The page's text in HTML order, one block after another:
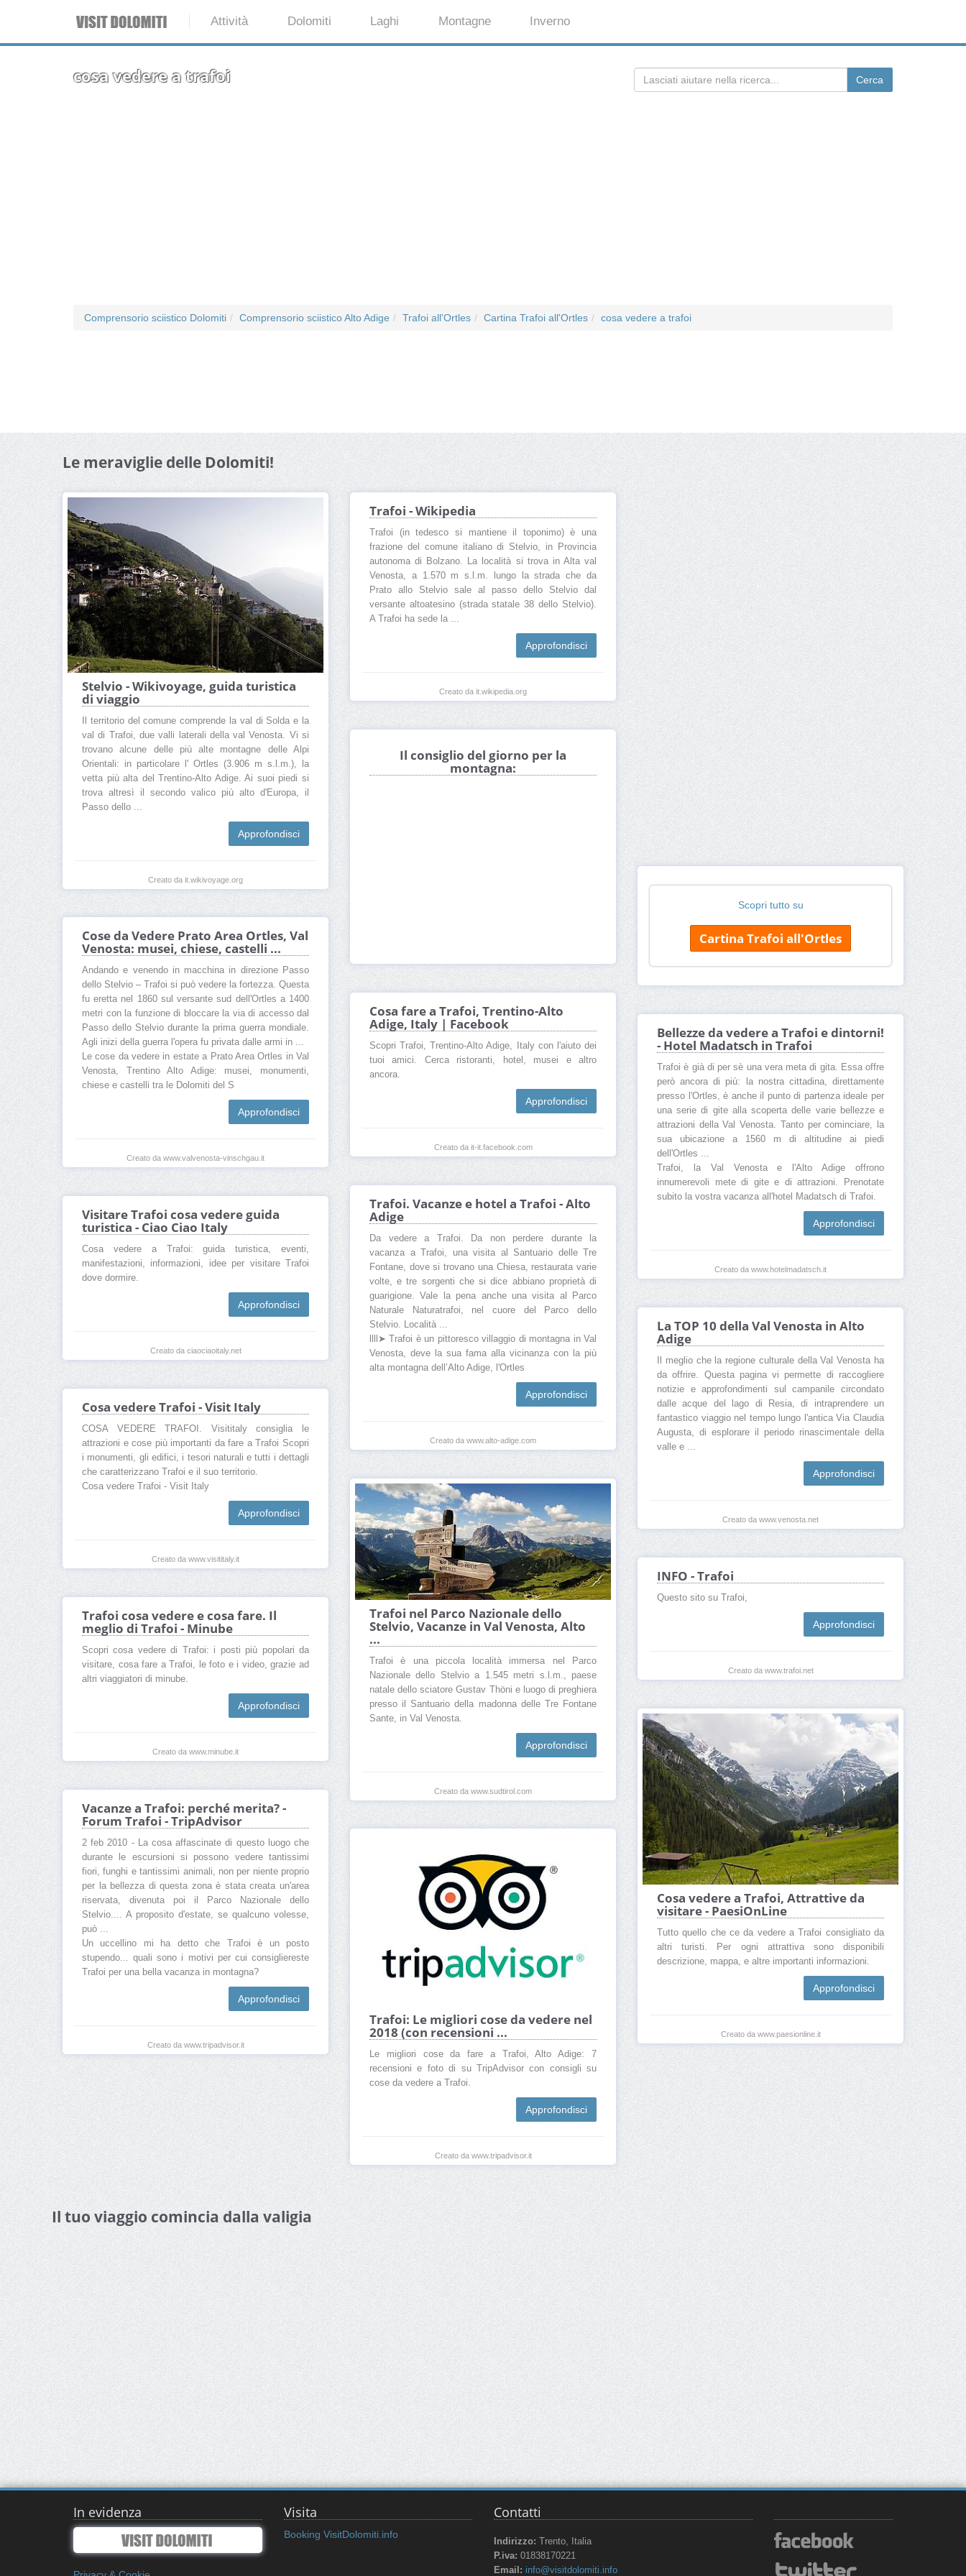
Attività Dolomiti Laghi Montagne Inverno
cosa vedere a trafoi
Comprensorio sciistico Dolomiti Comprensorio sciistico Alto Adige Trafoi all'Ortles Cartina Trafoi all'Ortles cosa vedere a trafoi
Le meraviglie delle Dolomiti!
Stelvio - Wikivoyage, guida turistica
di viaggio
Il territorio del comune comprende la val di Solda e la
val di Trafoi, due valli laterali della val Venosta. Vi si
trovano alcune delle più alte montagne delle Alpi
Orientali: in particolare l' Ortles (3.906 m s.l.m.), la
vetta più alta del Trentino-Alto Adige. Ai suoi piedi si
trova altresì il secondo valico più alto d'Europa, il
Passo dello ...
Approfondisci
Creato da it.wikivoyage.org
Trafoi - Wikipedia
Trafoi (in tedesco si mantiene il toponimo) è una
frazione del comune italiano di Stelvio, in Provincia
autonoma di Bolzano. La località si trova in Alta val
Venosta, a 1.570 m s.l.m. lungo la strada che da
Prato allo Stelvio sale al passo dello Stelvio dal
versante altoatesino (strada statale 38 dello Stelvio).
A Trafoi ha sede la ...
Approfondisci
Creato da it.wikipedia.org
Scopri tutto su
Cartina Trafoi all'Ortles
Il consiglio del giorno per la
montagna:
Cose da Vedere Prato Area Ortles, Val
Venosta: musei, chiese, castelli ...
Andando e venendo in macchina in direzione Passo
dello Stelvio – Trafoi si può vedere la fortezza. Questa
fu eretta nel 1860 sul versante sud dell'Ortles a 1400
metri con la funzione di bloccare la via di accesso dal
Passo dello Stelvio durante la prima guerra mondiale.
Agli inizi della guerra l'opera fu privata dalle armi in ...
Le cose da vedere in estate a Prato Area Ortles in Val
Venosta, Trentino Alto Adige: musei, monumenti,
chiese e castelli tra le Dolomiti del S
Approfondisci
Creato da www.valvenosta-vinschgau.it
Cosa fare a Trafoi, Trentino-Alto
Adige, Italy | Facebook
Scopri Trafoi, Trentino-Alto Adige, Italy con l'aiuto dei
tuoi amici. Cerca ristoranti, hotel, musei e altro
ancora.
Approfondisci
Creato da it-it.facebook.com
Bellezze da vedere a Trafoi e dintorni!
- Hotel Madatsch in Trafoi
Trafoi è già di per sè una vera meta di gita. Essa offre
però ancora di più: la nostra cittadina, direttamente
presso l'Ortles, è anche il punto di partenza ideale per
una serie di gite alla scoperta delle varie bellezze e
attrazioni della Val Venosta. Tanto per cominciare, la
sua ubicazione a 1560 m di altitudine ai piedi
dell'Ortles ...
Trafoi, la Val Venosta e l'Alto Adige offrono
innumerevoli mete di gite e di attrazioni. Prenotate
subito la vostra vacanza all'hotel Madatsch di Trafoi.
Approfondisci
Creato da www.hotelmadatsch.it
Trafoi. Vacanze e hotel a Trafoi - Alto
Adige
Da vedere a Trafoi. Da non perdere durante la
vacanza a Trafoi, una visita al Santuario delle Tre
Fontane, dove si trovano una Chiesa, restaurata varie
volte, e tre sorgenti che si dice abbiano proprietà di
guarigione. Vale la pena anche una visita al Parco
Naturale Naturatrafoi, nel cuore del Parco dello
Stelvio. Località ...
llll➤ Trafoi è un pittoresco villaggio di montagna in Val
Venosta, deve la sua fama alla vicinanza con la più
alta montagna dell’Alto Adige, l'Ortles
Approfondisci
Creato da www.alto-adige.com
Visitare Trafoi cosa vedere guida
turistica - Ciao Ciao Italy
Cosa vedere a Trafoi: guida turistica, eventi,
manifestazioni, informazioni, idee per visitare Trafoi
dove dormire.
Approfondisci
Creato da ciaociaoitaly.net
La TOP 10 della Val Venosta in Alto
Adige
Il meglio che la regione culturale della Val Venosta ha
da offrire. Questa pagina vi permette di raccogliere
notizie e approfondimenti sul campanile circondato
dalle acque del lago di Resia, di intraprendere un
fantastico viaggio nel tempo lungo l'antica Via Claudia
Augusta, di esplorare il periodo rinascimentale della
valle e ...
Approfondisci
Creato da www.venosta.net
Cosa vedere Trafoi - Visit Italy
COSA VEDERE TRAFOI. Visititaly consiglia le
attrazioni e cose più importanti da fare a Trafoi Scopri
i monumenti, gli edifici, i tesori naturali e tutti i dettagli
che caratterizzano Trafoi e il suo territorio.
Cosa vedere Trafoi - Visit Italy
Approfondisci
Creato da www.visititaly.it
Trafoi nel Parco Nazionale dello
Stelvio, Vacanze in Val Venosta, Alto
...
Trafoi è una piccola località immersa nel Parco
Nazionale dello Stelvio a 1.545 metri s.l.m., paese
natale dello sciatore Gustav Thöni e luogo di preghiera
presso il Santuario della madonna delle Tre Fontane
Sante, in Val Venosta.
Approfondisci
Creato da www.sudtirol.com
INFO - Trafoi
Questo sito su Trafoi,
Approfondisci
Creato da www.trafoi.net
Trafoi cosa vedere e cosa fare. Il
meglio di Trafoi - Minube
Scopri cosa vedere di Trafoi: i posti più popolari da
visitare, cosa fare a Trafoi, le foto e i video, grazie ad
altri viaggiatori di minube.
Approfondisci
Creato da www.minube.it
Cosa vedere a Trafoi, Attrattive da
visitare - PaesiOnLine
Tutto quello che ce da vedere a Trafoi consigliato da
altri turisti. Per ogni attrattiva sono disponibili
descrizione, mappa, e altre importanti informazioni.
Approfondisci
Creato da www.paesionline.it
Vacanze a Trafoi: perché merita? -
Forum Trafoi - TripAdvisor
2 feb 2010 - La cosa affascinate di questo luogo che
durante le escursioni si possono vedere tantissimi
fiori, funghi e tantissimi animali, non per niente proprio
per la bellezza di questa zona è stata creata un'area
riservata, divenuta poi il Parco Nazionale dello
Stelvio.... A proposito d'estate, se qualcuno volesse,
può ...
Un uccellino mi ha detto che Trafoi è un posto
stupendo... quali sono i motivi per cui consigliereste
Trafoi per una bella vacanza in montagna?
Approfondisci
Creato da www.tripadvisor.it
Trafoi: Le migliori cose da vedere nel
2018 (con recensioni ...
Le migliori cose da fare a Trafoi, Alto Adige: 7
recensioni e foto di su TripAdvisor con consigli su
cose da vedere a Trafoi.
Approfondisci
Creato da www.tripadvisor.it
Il tuo viaggio comincia dalla valigia
In evidenza Visita
Booking VisitDolomiti.info
Contatti
Indirizzo: Trento, Italia
P.iva: 01838170221
Email: info@visitdolomiti.info